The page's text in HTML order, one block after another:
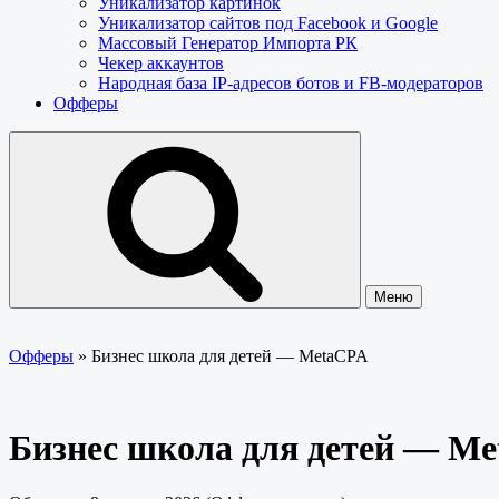
Уникализатор сайтов под Facebook и Google
Массовый Генератор Импорта РК
Чекер аккаунтов
Народная база IP-адресов ботов и FB-модераторов
Офферы
Меню
Офферы » Бизнес школа для детей — MetaCPA
Бизнес школа для детей —